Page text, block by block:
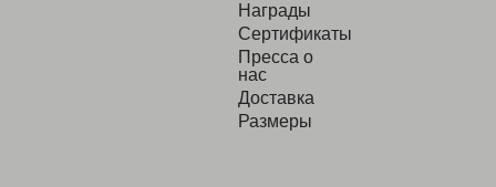
Награды
Сертификаты
Пресса о
нас
Доставка
Размеры